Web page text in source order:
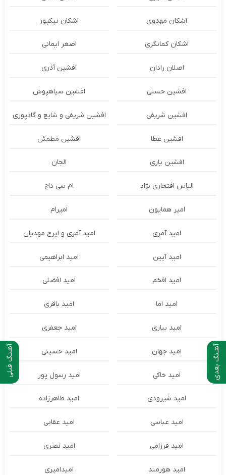
آهنـگ قبلی آهـنگ بعدی
اشکان مهدوی اشکان نیکپور
اشکان‌ کمانگری اصغر ایمانی
اصلان رادان افشین آذری
افشین حسنی افشین سیاهپوش
افشین شریفی افشین شریفی و شایع و گادپوری
افشین عطا افشین مطمئن
افشین یاری الجان
الیاس افتخاری نژاد ام سی داج
امير همايون اميرام
امید آمری امید آمری و ایرج مهدیان
امید آیین امید ابراهیمی
امید افخم امید افضلی
امید اما امید باقری
امید بیاری امید جعفری
امید جهان امید حسینی
امید خاکی امید رسول پور
امید شیرودی امید طاهرزاده
امید عباسی امید عقابی
امید فرزامی امید نصری
امید هورمند امیدامیری